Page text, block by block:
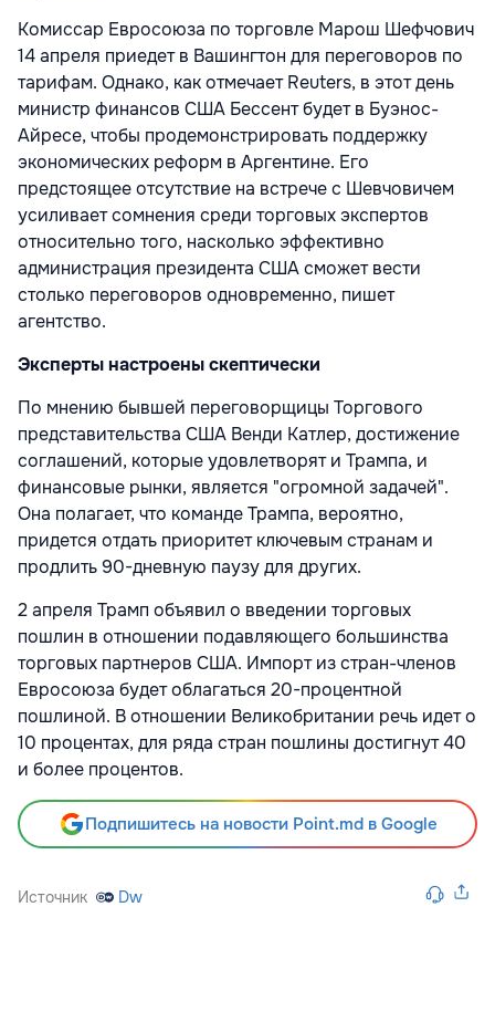
Комиссар Евросоюза по торговле Марош Шефчович
14 апреля приедет в Вашингтон для переговоров по
тарифам. Однако, как отмечает Reuters, в этот день
министр финансов США Бессент будет в Буэнос-
Айресе, чтобы продемонстрировать поддержку
экономических реформ в Аргентине. Его
предстоящее отсутствие на встрече с Шевчовичем
усиливает сомнения среди торговых экспертов
относительно того, насколько эффективно
администрация президента США сможет вести
столько переговоров одновременно, пишет
агентство.
Эксперты настроены скептически
По мнению бывшей переговорщицы Торгового
представительства США Венди Катлер, достижение
соглашений, которые удовлетворят и Трампа, и
финансовые рынки, является "огромной задачей".
Она полагает, что команде Трампа, вероятно,
придется отдать приоритет ключевым странам и
продлить 90-дневную паузу для других.
2 апреля Трамп объявил о введении торговых
пошлин в отношении подавляющего большинства
торговых партнеров США. Импорт из стран-членов
Евросоюза будет облагаться 20-процентной
пошлиной. В отношении Великобритании речь идет о
10 процентах, для ряда стран пошлины достигнут 40
и более процентов.
Подпишитесь на новости Point.md в Google
Источник Dw